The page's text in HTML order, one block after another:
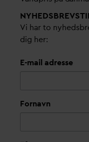
Vi har to
dig her:
E-mail adresse
Fornavn